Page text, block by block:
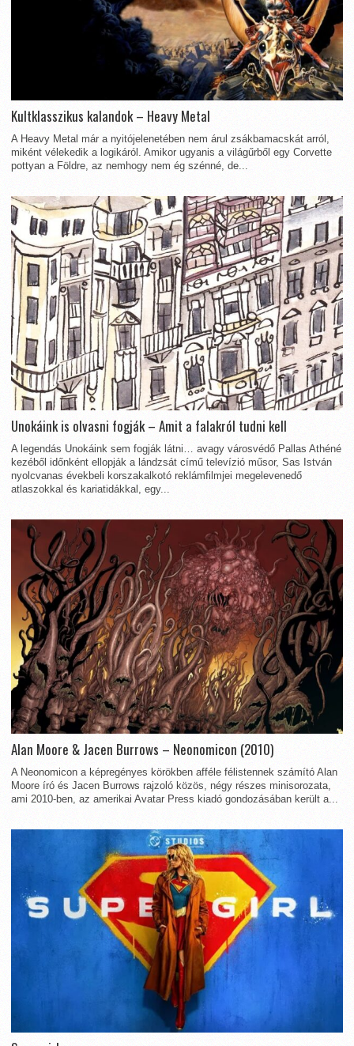
Kultklasszikus kalandok – Heavy Metal
A Heavy Metal már a nyitójelenetében nem árul zsákbamacskát arról,
miként vélekedik a logikáról. Amikor ugyanis a világűrből egy Corvette
pottyan a Földre, az nemhogy nem ég szénné, de...
Unokáink is olvasni fogják – Amit a falakról tudni kell
A legendás Unokáink sem fogják látni… avagy városvédő Pallas Athéné
kezéből időnként ellopják a lándzsát című televízió műsor, Sas István
nyolcvanas évekbeli korszakalkotó reklámfilmjei megelevenedő
atlaszokkal és kariatidákkal, egy...
Alan Moore & Jacen Burrows – Neonomicon (2010)
A Neonomicon a képregényes körökben afféle félistennek számító Alan
Moore író és Jacen Burrows rajzoló közös, négy részes minisorozata,
ami 2010-ben, az amerikai Avatar Press kiadó gondozásában került a...